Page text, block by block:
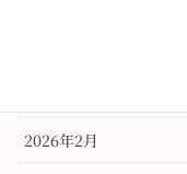
2026年2月